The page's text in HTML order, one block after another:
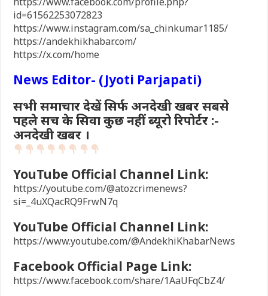
id=61562253072823
https://www.instagram.com/sa_chinkumar1185/
https://andekhikhabar.com/
https://x.com/home
News Editor- (Jyoti Parjapati)
सभी समाचार देखें सिर्फ अनदेखी खबर सबसे
पहले सच के सिवा कुछ नहीं ब्यूरो रिपोर्टर :-
अनदेखी खबर ।
YouTube Official Channel Link:
https://youtube.com/@atozcrimenews?
si=_4uXQacRQ9FrwN7q
YouTube Official Channel Link:
https://www.youtube.com/@AndekhiKhabarNews
Facebook Official Page Link:
https://www.facebook.com/share/1AaUFqCbZ4/